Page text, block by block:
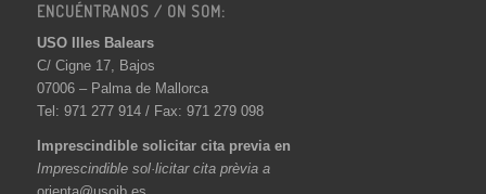
ENCUÉNTRANOS / ON SOM:
USO Illes Balears
C/ Cigne 17, Bajos
07006 – Palma de Mallorca
Tel: 971 277 914 / Fax: 971 279 098
Imprescindible solicitar cita previa en
Imprescindible sol·licitar cita prèvia a